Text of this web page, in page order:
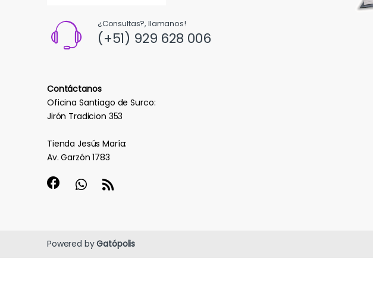
¿Consultas?, llamanos!
(+51) 929 628 006
Contáctanos
Oficina Santiago de Surco:
Jirón Tradicion 353
Tienda Jesús María:
Av. Garzón 1783
Powered byGatópolis